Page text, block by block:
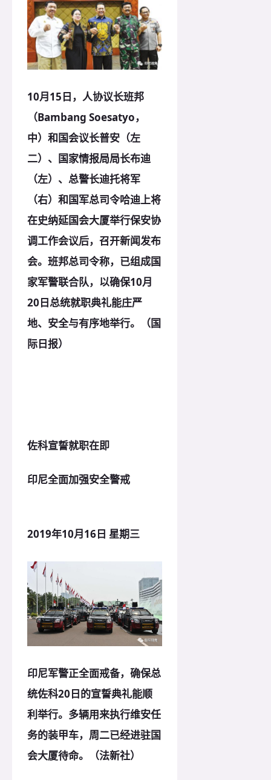
10月15日，人协议长班邦
（Bambang Soesatyo，
中）和国会议长普安（左
二）、国家情报局局长布迪
（左）、总警长迪托将军
（右）和国军总司令哈迪上将
在史纳延国会大厦举行保安协
调工作会议后，召开新闻发布
会。班邦总司令称，已组成国
家军警联合队，以确保10月
20日总统就职典礼能庄严
地、安全与有序地举行。（国
际日报）
佐科宣誓就职在即
印尼全面加强安全警戒
2019年10月16日 星期三
印尼军警正全面戒备，确保总
统佐科20日的宣誓典礼能顺
利举行。多辆用来执行维安任
务的装甲车，周二已经进驻国
会大厦待命。（法新社）